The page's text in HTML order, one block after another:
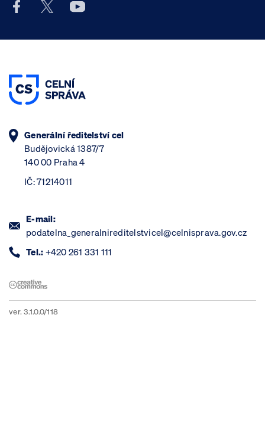
Facebook účet Celní správy ČR
X účet Celní správy ČR
Youtube účet Celní správy ČR
Generální ředitelství cel
Budějovická 1387/7
140 00 Praha 4
IČ: 71214011
E-mail:
podatelna_generalnireditelstvicel@celnisprava.gov.cz
Tel.: +420 261 331 111
ver. 3.1.0.0/118